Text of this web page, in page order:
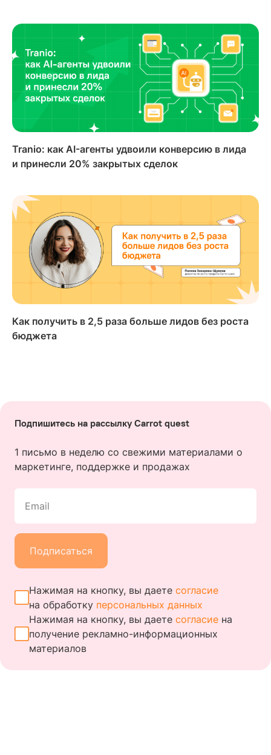
Tranio: как AI-агенты удвоили конверсию в лида
и принесли 20% закрытых сделок
Как получить в 2,5 раза больше лидов без роста
бюджета
Подпишитесь на рассылку Carrot quest
1 письмо в неделю со свежими материалами о
маркетинге, поддержке и продажах
Email
Подписаться
Нажимая на кнопку, вы даете согласие
на обработку персональных данных
Нажимая на кнопку, вы даете согласие на
получение рекламно-информационных
материалов